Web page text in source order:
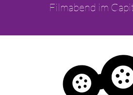
Filmabend im